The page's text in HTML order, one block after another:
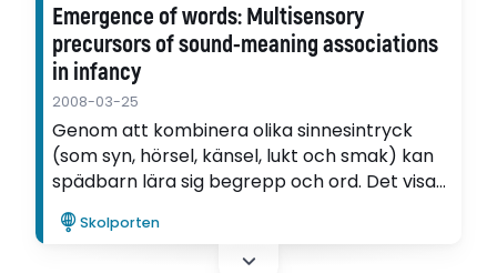
Emergence of words: Multisensory
precursors of sound-meaning associations
in infancy
2008-03-25
Genom att kombinera olika sinnesintryck
(som syn, hörsel, känsel, lukt och smak) kan
spädbarn lära sig begrepp och ord. Det visar
Eeva Klintfors i sin avhandling "Emergence of
words", där hon har studerat över 300
spädbarn i åldern 3-20 månader.
Skolporten